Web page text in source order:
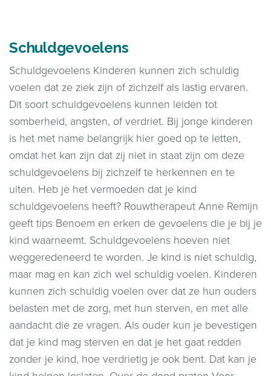
Schuldgevoelens
Schuldgevoelens Kinderen kunnen zich schuldig
voelen dat ze ziek zijn of zichzelf als lastig ervaren.
Dit soort schuldgevoelens kunnen leiden tot
somberheid, angsten, of verdriet. Bij jonge kinderen
is het met name belangrijk hier goed op te letten,
omdat het kan zijn dat zij niet in staat zijn om deze
schuldgevoelens bij zichzelf te herkennen en te
uiten. Heb je het vermoeden dat je kind
schuldgevoelens heeft? Rouwtherapeut Anne Remijn
geeft tips Benoem en erken de gevoelens die je bij je
kind waarneemt. Schuldgevoelens hoeven niet
weggeredeneerd te worden. Je kind is niet schuldig,
maar mag en kan zich wel schuldig voelen. Kinderen
kunnen zich schuldig voelen over dat ze hun ouders
belasten met de zorg, met hun sterven, en met alle
aandacht die ze vragen. Als ouder kun je bevestigen
dat je kind mag sterven en dat je het gaat redden
zonder je kind, hoe verdrietig je ook bent. Dat kan je